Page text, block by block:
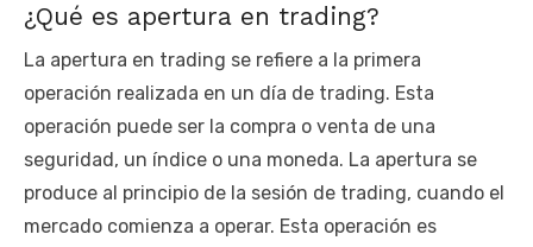
¿Qué es apertura en trading?
La apertura en trading se refiere a la primera
operación realizada en un día de trading. Esta
operación puede ser la compra o venta de una
seguridad, un índice o una moneda. La apertura se
produce al principio de la sesión de trading, cuando el
mercado comienza a operar. Esta operación es